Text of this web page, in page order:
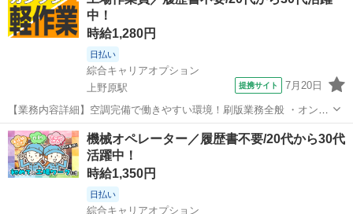
ナシのお仕事♪ ≪女性も活...
中！
時給1,280円
日払い
綜合キャリアオプション
上野原駅
提携サイト 7月20日
【業務内容詳細】空調完備で働きやすい環境！刷版業務全般 ・オンデ
マンド印刷(オペレーター業務)・断裁(オペレーター業務)・加工(オペレ
ーター業務)・梱包・発送(手作業・ものによって重量物あり)・それら
に付随する業務 【取扱製...
山梨 上野原市 仕分け
機械オペレーター／履歴書不要/20代から30代
活躍中！
時給1,350円
日払い
綜合キャリアオプション